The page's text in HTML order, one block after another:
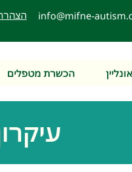
info@mifne-
הכשרת מטפלים